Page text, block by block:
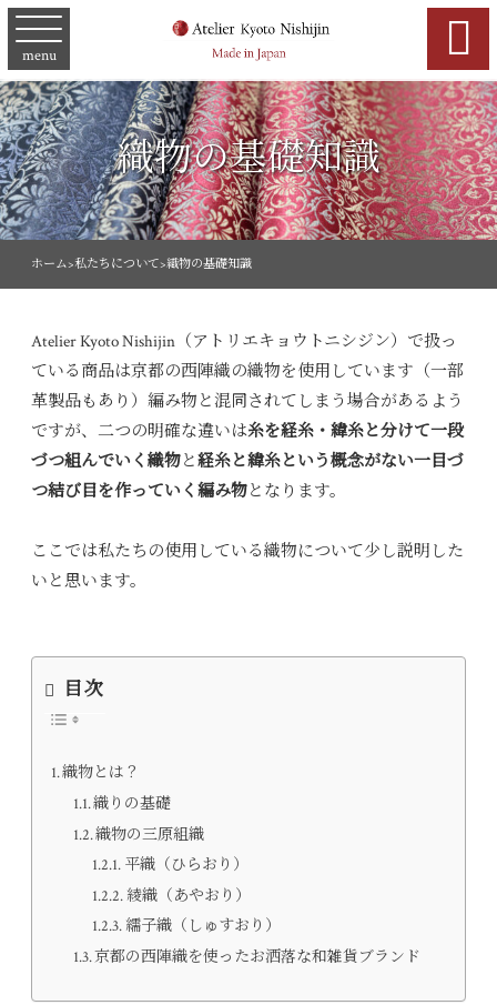
menu 
織物の基礎知識
ホーム>私たちについて>織物の基礎知識
Atelier Kyoto Nishijin（アトリエキョウトニシジン）で扱っ
ている商品は京都の西陣織の織物を使用しています（一部
革製品もあり）編み物と混同されてしまう場合があるよう
ですが、二つの明確な違いは糸を経糸・緯糸と分けて一段
づつ組んでいく織物と経糸と緯糸という概念がない一目づ
つ結び目を作っていく編み物となります。
ここでは私たちの使用している織物について少し説明した
いと思います。
目次
織物とは？
織りの基礎
織物の三原組織
平織（ひらおり）
綾織（あやおり）
繻子織（しゅすおり）
京都の西陣織を使ったお洒落な和雑貨ブランド